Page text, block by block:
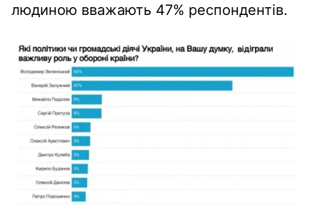
людиною вважають 47% респондентів.